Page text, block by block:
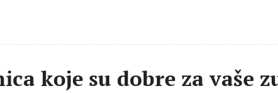
koje su dobre za vaše